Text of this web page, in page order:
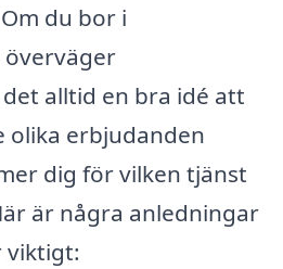
du bor i
alltid en bra idé att
olika erbjudanden
dig för vilken tjänst
är några anledningar
viktigt: